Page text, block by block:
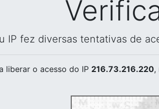
IP fez diversas tentativas de
liberar o acesso do IP 216.73.216.220,